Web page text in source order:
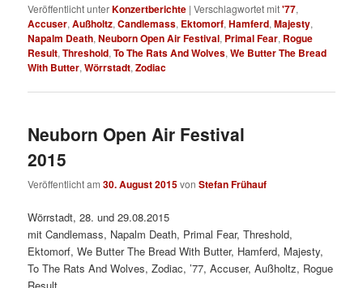
Veröffentlicht unterKonzertberichte |Verschlagwortet mit'77,
Accuser,Außholtz,Candlemass, Ektomorf,Hamferd,Majesty,
Napalm Death,Neuborn Open Air Festival, Primal Fear, Rogue
Result,Threshold,To The Rats And Wolves,We Butter The Bread
With Butter,Wörrstadt,Zodiac
Neuborn Open Air Festival
2015
Veröffentlicht am30. August 2015vonStefan Frühauf
Wörrstadt, 28. und 29.08.2015
mit Candlemass, Napalm Death, Primal Fear, Threshold,
Ektomorf, We Butter The Bread With Butter, Hamferd, Majesty,
To The Rats And Wolves, Zodiac, ’77, Accuser, Außholtz, Rogue